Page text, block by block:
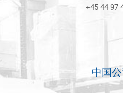
+45 44 97
中国公